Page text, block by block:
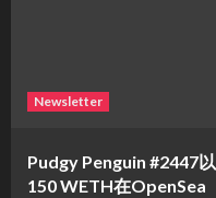
Newsletter
Pudgy Penguin #2447以
150 WETH在OpenSea